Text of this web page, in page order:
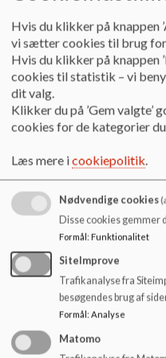
Troldene, som går ture ud
yngste gruppe er Lopperne,
børnehaven.
Vi arbejder med en fast
struktur i hverdagen er
specielle behov og
overskuelighed og
Vi gør meget ud af at
pædagogiske processer
fysiske rammer er
legemiljøer, hvor man kan
man er enige om regler og
hvordan vi er overfor
Når der er brug for det,
, som består af
samt en socialrådgiver til
børnehaven.
Hvis du klikker på knappen
vi sætter cookies til brug
Hvis du klikker på knappen
cookies til statistik – vi
dit valg.
Klikker du på ’Gem valgte’
cookies for de kategorier
Læs mere icookiepolitik.
Nødvendige cookies
Disse cookies gemmer
Formål: Funktionalitet
SiteImprove
Trafikanalyse fra
besøgendes brug af
Formål : Analyse
Matomo